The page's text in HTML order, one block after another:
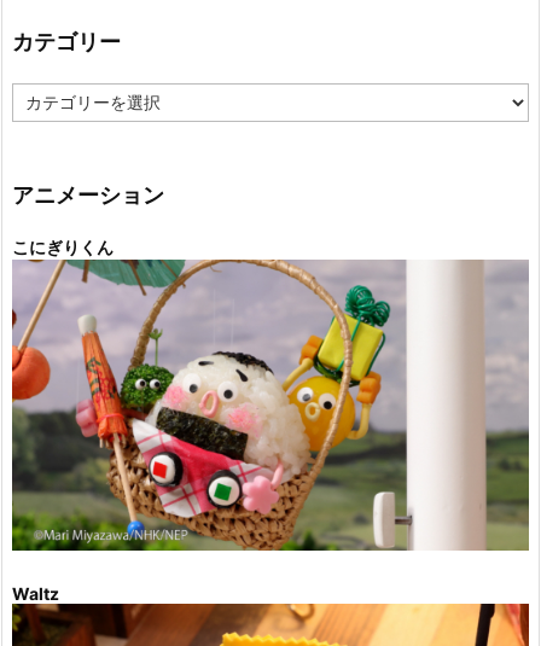
カテゴリー
テ
ー
アニメーション
こにぎりくん
Waltz